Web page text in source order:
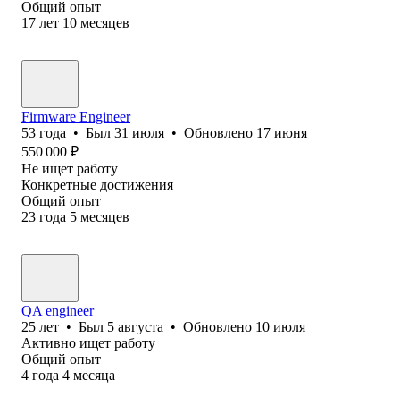
Общий опыт
17 лет 10 месяцев
Firmware Engineer
53 года • Был 31 июля • Обновлено 17 июня
550 000 ₽
Не ищет работу
Конкретные достижения
Общий опыт
23 года 5 месяцев
QA engineer
25 лет • Был 5 августа • Обновлено 10 июля
Активно ищет работу
Общий опыт
4 года 4 месяца